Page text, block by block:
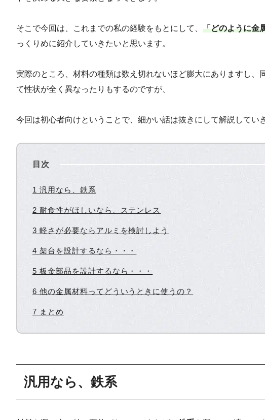
そこで今回は、これまでの私の経験をもとにして、 「どのように金
っくりめに紹介していきたいと思います。
実際のところ、材料の種類は数え切れないほど膨大にありますし
て性状が全く異なったりもするのですが、
今回は初心者向けということで、細かい話は抜きにして解説してい
目次
1 汎用なら、鉄系
2 耐食性がほしいなら、ステンレス
3 軽さが必要ならアルミを検討しよう
4 架台を設計するなら・・・
5 板金部品を設計するなら・・・
6 他の金属材料ってどういうときに使うの？
7 まとめ
汎用なら、鉄系